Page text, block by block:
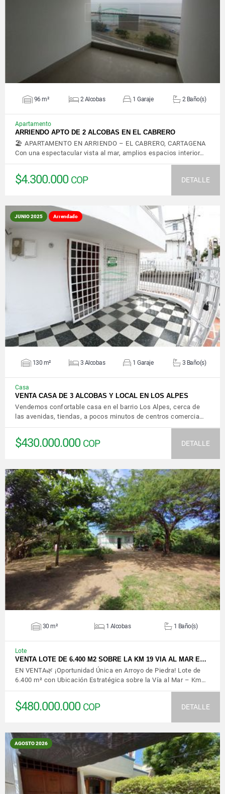
VER DETALLES
96 m² 2 Alcobas 1 Garaje 2 Baño(s)
Apartamento
ARRIENDO APTO DE 2 ALCOBAS EN EL CABRERO
🏖️ APARTAMENTO EN ARRIENDO – EL CABRERO, CARTAGENA
Con una espectacular vista al mar, amplios espacios interior…
$4.300.000 COP DETALLE
JUNIO 2025 Arrendado
VER DETALLES
130 m² 3 Alcobas 1 Garaje 3 Baño(s)
Casa
VENTA CASA DE 3 ALCOBAS Y LOCAL EN LOS ALPES
Vendemos confortable casa en el barrio Los Alpes, cerca de
las avenidas, tiendas, a pocos minutos de centros comercia…
$430.000.000 COP DETALLE
VER DETALLES
30 m² 1 Alcobas 1 Baño(s)
Lote
VENTA LOTE DE 6.400 M2 SOBRE LA KM 19 VIA AL MAR E…
EN VENTA🌿 ¡Oportunidad Única en Arroyo de Piedra! Lote de
6.400 m² con Ubicación Estratégica sobre la Vía al Mar – Km…
$480.000.000 COP DETALLE
AGOSTO 2026